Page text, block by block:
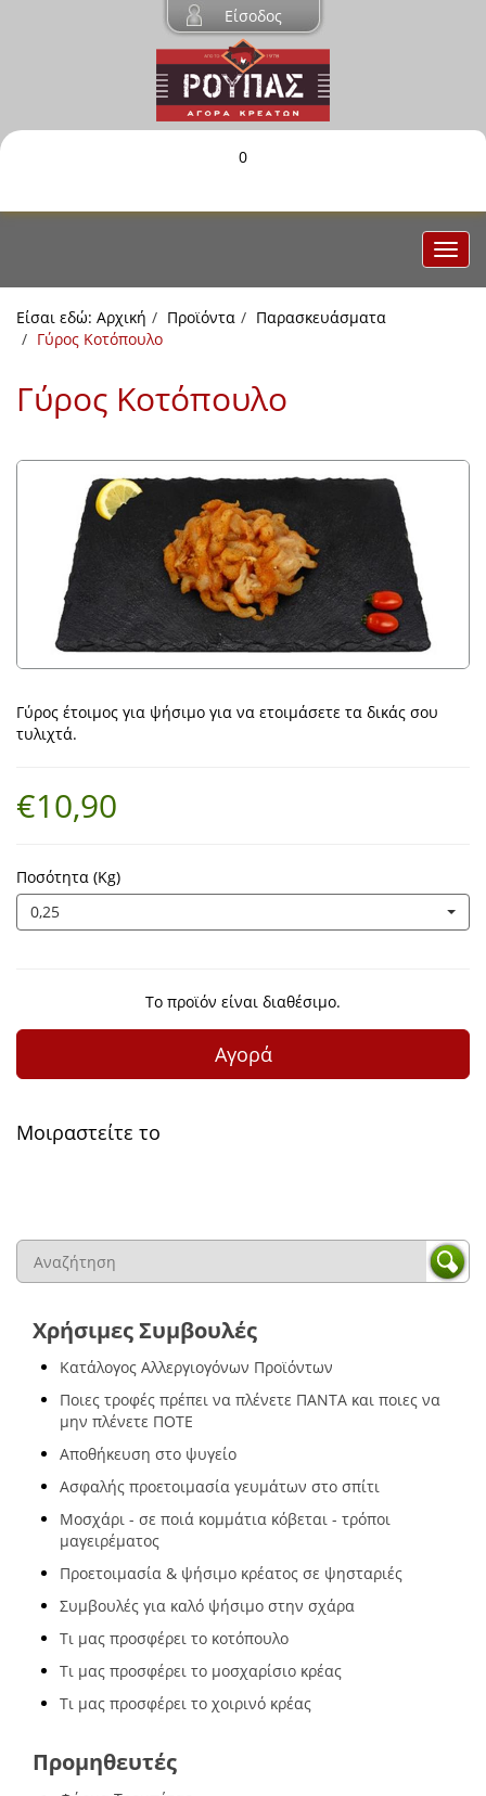
Είσοδος
0
Είσαι εδώ: Αρχική Προϊόντα
Παρασκευάσματα
Γύρος Κοτόπουλο
Γύρος Κοτόπουλο
Γύρος έτοιμος για ψήσιμο για να ετοιμάσετε τα δικάς σου
τυλιχτά.
€10,90
Ποσότητα (Kg)
0,25
Το προϊόν είναι διαθέσιμο.
Αγορά
Μοιραστείτε το
Χρήσιμες Συμβουλές
Κατάλογος Αλλεργιογόνων Προϊόντων
Ποιες τροφές πρέπει να πλένετε ΠΑΝΤΑ και ποιες να
μην πλένετε ΠΟΤΕ
Αποθήκευση στο ψυγείο
Ασφαλής προετοιμασία γευμάτων στο σπίτι
Μοσχάρι - σε ποιά κομμάτια κόβεται - τρόποι
μαγειρέματος
Προετοιμασία & ψήσιμο κρέατος σε ψησταριές
Συμβουλές για καλό ψήσιμο στην σχάρα
Τι μας προσφέρει το κοτόπουλο
Τι μας προσφέρει το μοσχαρίσιο κρέας
Τι μας προσφέρει το χοιρινό κρέας
Προμηθευτές